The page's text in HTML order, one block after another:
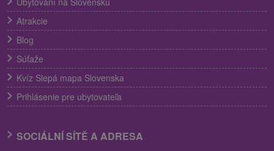
Atrakcie
Blog
Súťaže
Kvíz Slepá mapa Slovenska
Prihlásenie pre ubytovateľa
SOCIÁLNÍ SÍTĚ A ADRESA